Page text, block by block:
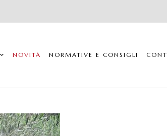
NOVITÀ NORMATIVE E CONSIGLI